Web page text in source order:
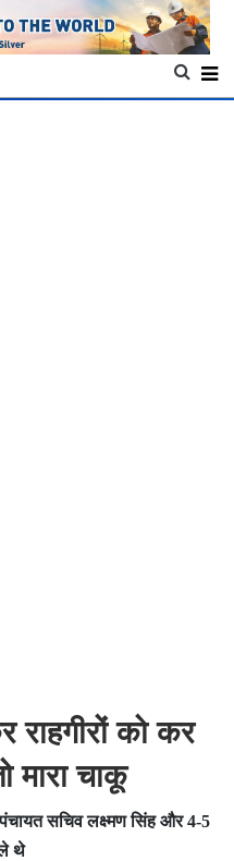
राहगीरों को कर
मारा चाकू
सचिव लक्ष्मण सिंह और 4-5
थे